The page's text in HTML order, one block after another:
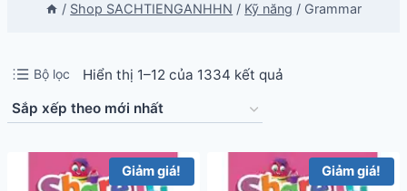
/ Shop SACHTIENGANHHN / Kỹ năng / Grammar
Bộ lọc Hiển thị 1–12 của 1334 kết quảĐã
theo
mới
Giảm giá! Giảm giá!